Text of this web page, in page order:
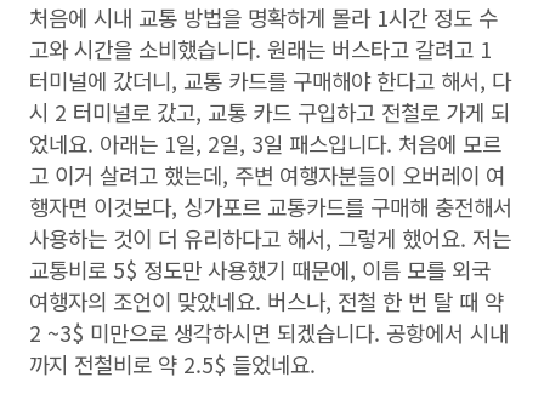
처음에 시내 교통 방법을 명확하게 몰라 1시간 정도 수
고와 시간을 소비했습니다. 원래는 버스타고 갈려고 1
터미널에 갔더니, 교통 카드를 구매해야 한다고 해서, 다
시 2 터미널로 갔고, 교통 카드 구입하고 전철로 가게 되
었네요. 아래는 1일, 2일, 3일 패스입니다. 처음에 모르
고 이거 살려고 했는데, 주변 여행자분들이 오버레이 여
행자면 이것보다, 싱가포르 교통카드를 구매해 충전해서
사용하는 것이 더 유리하다고 해서, 그렇게 했어요. 저는
교통비로 5$ 정도만 사용했기 때문에, 이름 모를 외국
여행자의 조언이 맞았네요. 버스나, 전철 한 번 탈 때 약
2 ~3$ 미만으로 생각하시면 되겠습니다. 공항에서 시내
까지 전철비로 약 2.5$ 들었네요.